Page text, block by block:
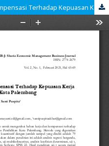
Pengaruh Beban Kerja dan Kompensasi Terhadap Kepuasan Kerja Pegawai Pada Dinas Pendidikan Kota Palembang